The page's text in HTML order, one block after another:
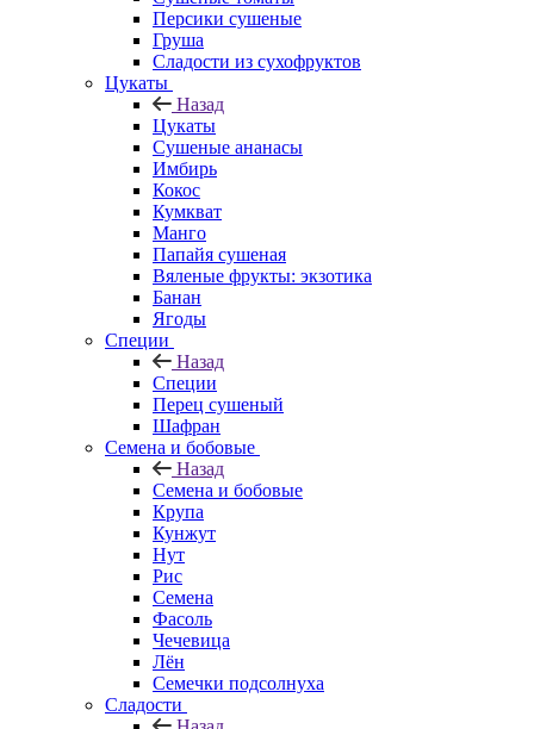
Персики сушеные
Груша
Сладости из сухофруктов
Цукаты
Назад
Цукаты
Cушеные ананасы
Имбирь
Кокос
Кумкват
Манго
Папайя сушеная
Вяленые фрукты: экзотика
Банан
Ягоды
Специи
Назад
Специи
Перец сушеный
Шафран
Семена и бобовые
Назад
Семена и бобовые
Крупа
Кунжут
Нут
Рис
Семена
Фасоль
Чечевица
Лён
Семечки подсолнуха
Сладости